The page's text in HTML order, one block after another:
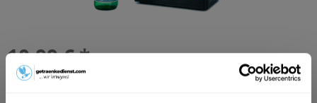
10,99 € *
Inhalt:6 Liter (1,83 € * / 1 Liter)